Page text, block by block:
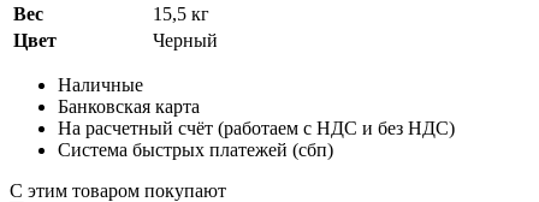
Вес
15,5 кг
Цвет
Черный
Наличные
Банковская карта
На расчетный счёт (работаем с НДС и без НДС)
Система быстрых платежей (сбп)
C этим товаром покупают